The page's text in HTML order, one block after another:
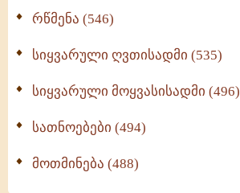
რწმენა (546)
სიყვარული ღვთისადმი (535)
სიყვარული მოყვასისადმი (496)
სათნოებები (494)
მოთმინება (488)